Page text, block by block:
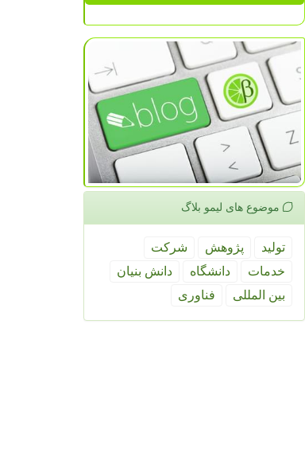
موضوع های لیمو بلاگ
تولید پژوهش
شركت
خدمات
دانشگاه
دانش بنیان
بین المللی
فناوری